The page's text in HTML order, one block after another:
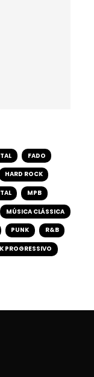
FADO
HARD ROCK
MPB
MÚSICA CLÁSSICA
PUNK R&B
PROGRESSIVO